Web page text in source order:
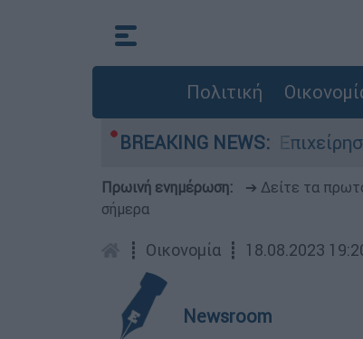
Πολιτική
BREAKING NEWS:
Μουζάκι Ηλείας - Επιχείρησαν εννέα
Πρωινή ενημέρωση: ➔ Δείτε τα
σήμερα
┋ Οικονομία ┋ 18.08.2023
Newsroom